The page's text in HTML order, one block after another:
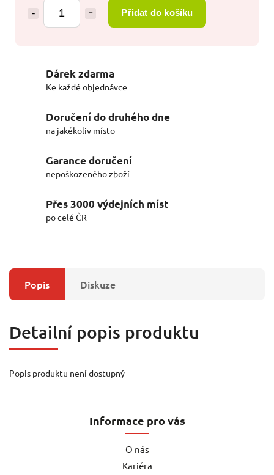
Přidat do košíku
Dárek zdarma
Ke každé objednávce
Doručení do druhého dne
na jakékoliv místo
Garance doručení
nepoškozeného zboží
Přes 3000 výdejních míst
po celé ČR
Popis Diskuze
Detailní popis produktu
Popis produktu není dostupný
Informace pro vás
O nás
Kariéra